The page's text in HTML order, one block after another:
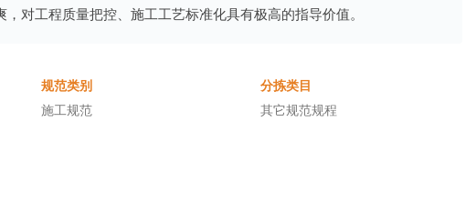
对工程质量把控、施工工艺标准化具有极高的指导价值。
规范类别
施工规范
分拣类目
其它规范规程